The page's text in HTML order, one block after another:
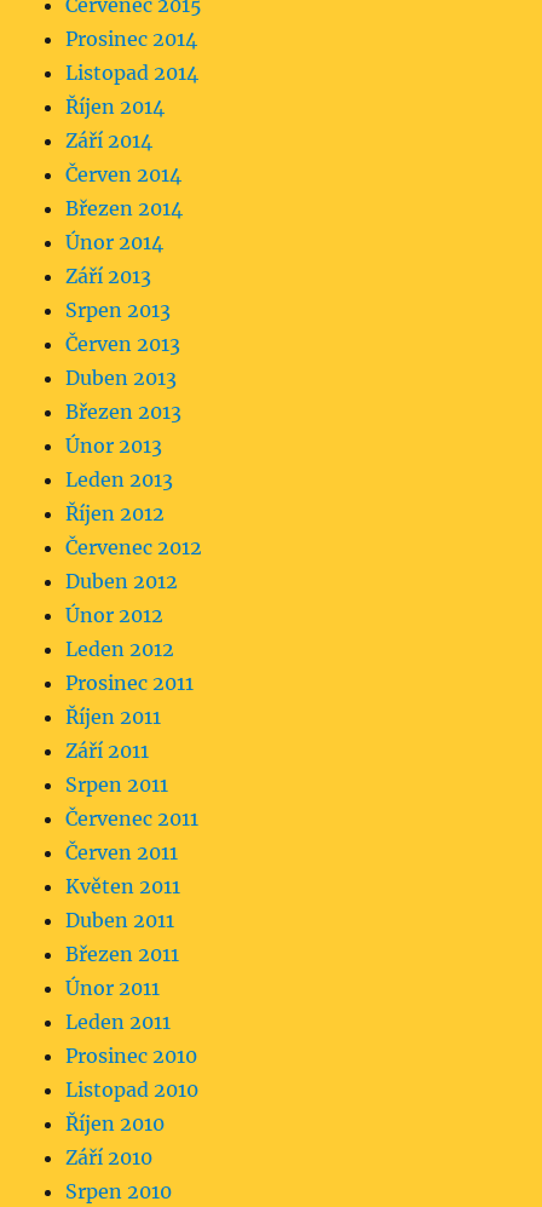
Červenec 2015
Prosinec 2014
Listopad 2014
Říjen 2014
Září 2014
Červen 2014
Březen 2014
Únor 2014
Září 2013
Srpen 2013
Červen 2013
Duben 2013
Březen 2013
Únor 2013
Leden 2013
Říjen 2012
Červenec 2012
Duben 2012
Únor 2012
Leden 2012
Prosinec 2011
Říjen 2011
Září 2011
Srpen 2011
Červenec 2011
Červen 2011
Květen 2011
Duben 2011
Březen 2011
Únor 2011
Leden 2011
Prosinec 2010
Listopad 2010
Říjen 2010
Září 2010
Srpen 2010